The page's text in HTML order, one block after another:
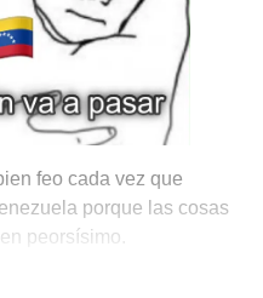
feo cada vez que
porque las cosas
peorsísimo.